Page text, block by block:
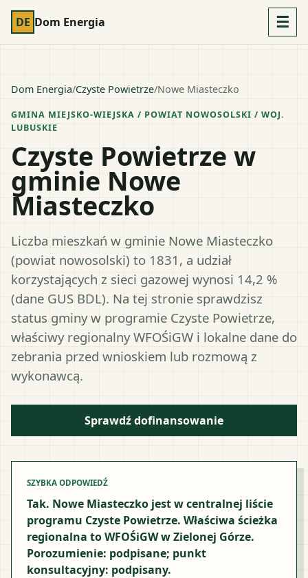
DE Dom Energia ☰
Dom Energia/Czyste Powietrze/Nowe Miasteczko
GMINA MIEJSKO-WIEJSKA / POWIAT NOWOSOLSKI / WOJ.
LUBUSKIE
Czyste Powietrze w
gminie Nowe
Miasteczko
Liczba mieszkań w gminie Nowe Miasteczko
(powiat nowosolski) to 1831, a udział
korzystających z sieci gazowej wynosi 14,2 %
(dane GUS BDL). Na tej stronie sprawdzisz
status gminy w programie Czyste Powietrze,
właściwy regionalny WFOŚiGW i lokalne dane do
zebrania przed wnioskiem lub rozmową z
wykonawcą.
Sprawdź dofinansowanie
SZYBKA ODPOWIEDŹ
Tak. Nowe Miasteczko jest w centralnej liście
programu Czyste Powietrze. Właściwa ścieżka
regionalna to WFOŚiGW w Zielonej Górze.
Porozumienie: podpisane; punkt
konsultacyjny: podpisany.